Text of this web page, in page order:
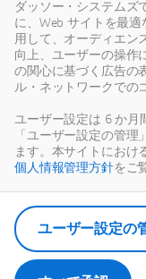
ダッソー・システムズ
に、Web サイトを最
用して、オーディエン
向上、ユーザーの操作
の関心に基づく広告の
ル・ネットワークでの
ユーザー設定は 6 か月
「ユーザー設定の管
ます。本サイトにおけ
個人情報管理方針をご
ユーザー設定の